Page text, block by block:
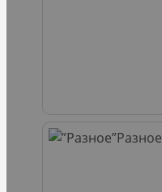
Разное